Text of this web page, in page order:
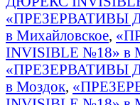
«ПРЕЗЕРВАТИВЫ
в Михайловское,
INVISIBLE №18» в
«ПРЕЗЕРВАТИВЫ
в Моздок,